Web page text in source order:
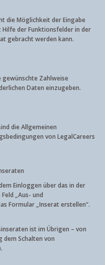
die Möglichkeit der Eingabe
der Funktionsfelder in der
gebracht werden kann.
gewünschte Zahlweise
Daten einzugeben.
die Allgemeinen
von LegalCareers
Einloggen über das in der
„Aus- und
Formular „Inserat erstellen“.
ist im Übrigen – von
dem Schalten von